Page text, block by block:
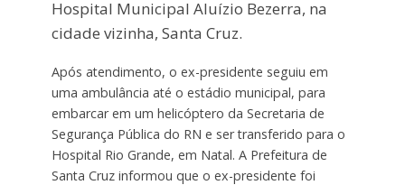
Hospital Municipal Aluízio Bezerra, na
cidade vizinha, Santa Cruz.
Após atendimento, o ex-presidente seguiu em
uma ambulância até o estádio municipal, para
embarcar em um helicóptero da Secretaria de
Segurança Pública do RN e ser transferido para o
Hospital Rio Grande, em Natal. A Prefeitura de
Santa Cruz informou que o ex-presidente foi